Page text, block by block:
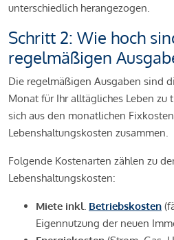
unterschiedlich herangezogen.
Schritt 2: Wie hoch
regelmäßigen
Die regelmäßigen Ausgaben sind
Monat für Ihr alltägliches Leben zu
sich aus den monatlichen
Lebenshaltungskosten zusammen.
Folgende Kostenarten zählen zu
Lebenshaltungskosten:
Miete inkl. Betriebskosten
Eigennutzung der neuen